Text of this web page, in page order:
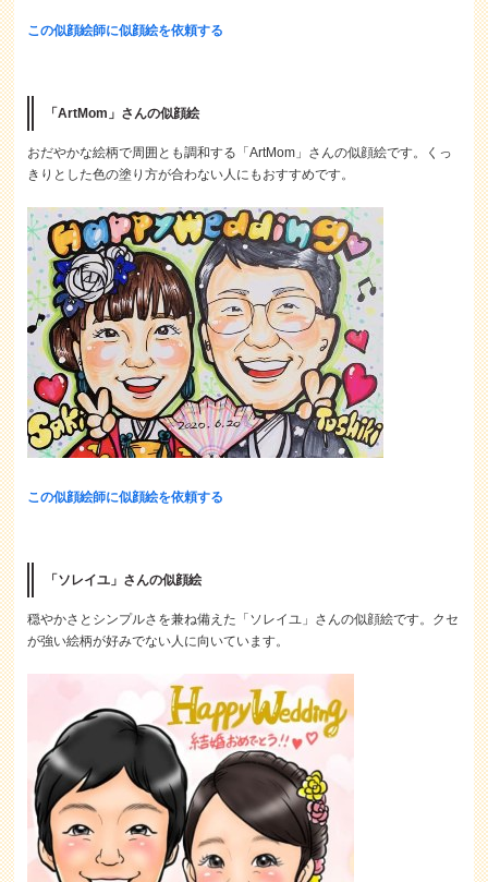
この似顔絵師に似顔絵を依頼する
「ArtMom」さんの似顔絵
おだやかな絵柄で周囲とも調和する「ArtMom」さんの似顔絵です。くっ
きりとした色の塗り方が合わない人にもおすすめです。
この似顔絵師に似顔絵を依頼する
「ソレイユ」さんの似顔絵
穏やかさとシンプルさを兼ね備えた「ソレイユ」さんの似顔絵です。クセ
が強い絵柄が好みでない人に向いています。